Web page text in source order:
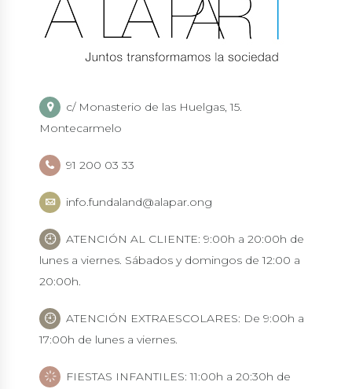
c/ Monasterio de las Huelgas, 15.
Montecarmelo
91 200 03 33
info.fundaland@alapar.ong
ATENCIÓN AL CLIENTE: 9:00h a 20:00h de
lunes a viernes. Sábados y domingos de 12:00 a
20:00h.
ATENCIÓN EXTRAESCOLARES: De 9:00h a
17:00h de lunes a viernes.
FIESTAS INFANTILES: 11:00h a 20:30h de